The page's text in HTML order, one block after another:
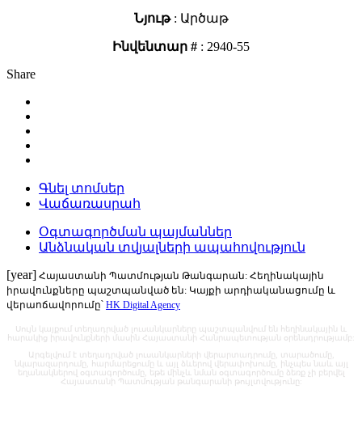
Նյութ: Արծաթ
Ինվենտար # : 2940-55
Share
Գնել տոմսեր
Վաճառասրահ
Օգտագործման պայմաններ
Անձնական տվյալների ապահովություն
[year] Հայաստանի Պատմության Թանգարան: Հեղինակային
իրավունքները պաշտպանված են: Կայքի արդիականացումը և
վերաոճավորումը՝ HK Digital Agency
Սույն կայքում տեղադրված լուսանկարները պաշտպանվում են հեղինակային և
հարակից իրավունքների մասին Հայաստանի Հանրապետության օրենսդրությամբ:
Արգելվում է տեղադրված լուսանկարների վերարտադրումը, տարածումը,
նկարազարդումը, հարմարեցումը և այլ ձևերով վերափոխումը, ինչպես նաև այլ
եղանակներով օգտագործումը, եթե մինչև նման օգտագործումը ձեռք չի բերվել
Հայաստանի Պատմության թանգարանի թույլտվությունը: